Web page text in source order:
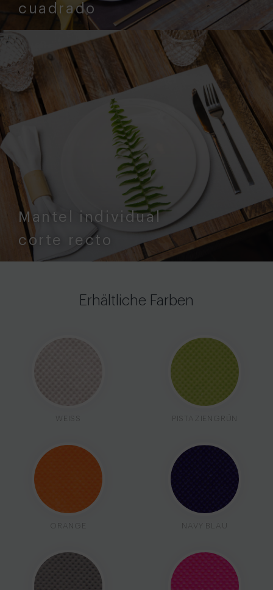
cuadrado
Mantel individual
corte recto
Erhältliche Farben
WEISS PISTAZIENGRÜN
ORANGE NAVY BLAU